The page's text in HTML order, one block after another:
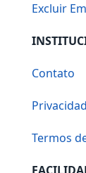
Excluir
Contato
Termos